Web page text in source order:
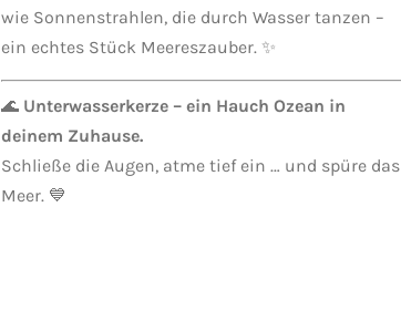
wie Sonnenstrahlen, die durch Wasser tanzen –
ein echtes Stück Meereszauber. ✨
🌊 Unterwasserkerze – ein Hauch Ozean in
deinem Zuhause.
Schließe die Augen, atme tief ein … und spüre das
Meer. 💙